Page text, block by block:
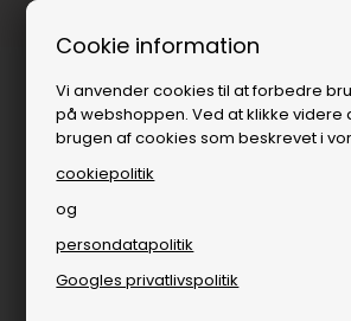
Cookie information
Vi anvender cookies til at forbedre
på webshoppen. Ved at klikke videre
brugen af cookies som beskrevet i
cookiepolitik
og
persondatapolitik
Googles privatlivspolitik